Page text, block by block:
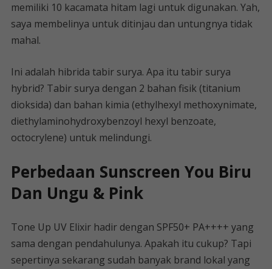
memiliki 10 kacamata hitam lagi untuk digunakan. Yah,
saya membelinya untuk ditinjau dan untungnya tidak
mahal.
Ini adalah hibrida tabir surya. Apa itu tabir surya
hybrid? Tabir surya dengan 2 bahan fisik (titanium
dioksida) dan bahan kimia (ethylhexyl methoxynimate,
diethylaminohydroxybenzoyl hexyl benzoate,
octocrylene) untuk melindungi.
Perbedaan Sunscreen You Biru
Dan Ungu & Pink
Tone Up UV Elixir hadir dengan SPF50+ PA++++ yang
sama dengan pendahulunya. Apakah itu cukup? Tapi
sepertinya sekarang sudah banyak brand lokal yang